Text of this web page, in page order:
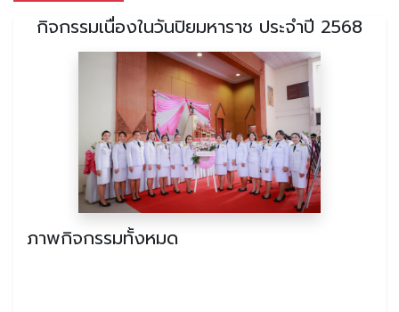
กิจกรรมเนื่องในวันปิยมหาราช ประจำปี 2568
ภาพกิจกรรมทั้งหมด